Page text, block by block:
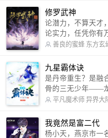
微博：皇甫奇（地
87） QQ交流群：320238210【普通群】 574501330
【VIP
修罗武神
论潜力，不算天才
论实力，任凭你有
军。 我是谁？天下众生视我为修罗，却不知，我以
信公众号：善良的
善良的蜜蜂 东方玄
九星霸体诀
是丹帝重生？是融
骨的三无少年——
术，修行神秘功法
勾搭各色美女，镇压恶鬼邪
尘一到，地吼天啸
平凡魔术师 异界大
我竟然是富二代
杨小天，燕京市一